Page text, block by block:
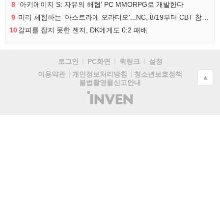
8 ‘아키에이지 S: 자유의 해협’ PC MMORPG로 개발한다
9
미리 체험하는 '아스트라에 오라티오'...NC, 8/19부터 CBT 참가자 모집
10갈피를 잡지 못한 젠지, DK에게도 0:2 패배
로그인 PC화면 퀵링크
설정
이용약관
개인정보처리방침
청소년보호정책
불법촬영물신고안내
(주)
인
▲